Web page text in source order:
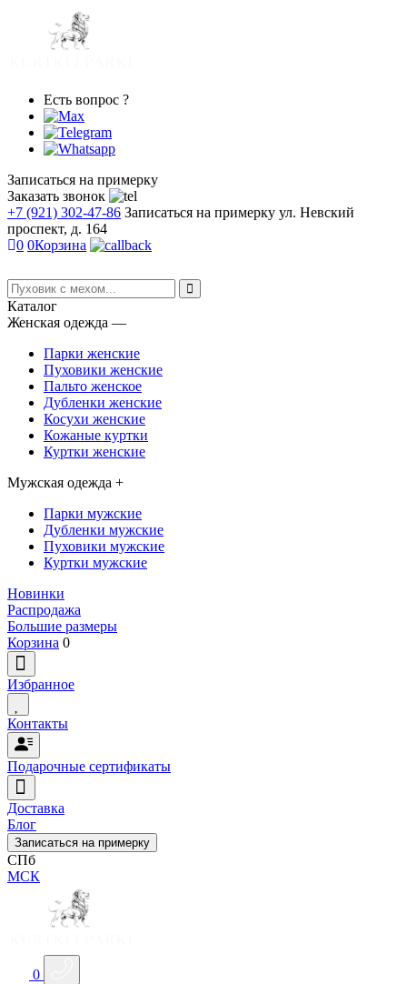
Есть вопрос ?
Записаться на примерку
Заказать звонок
+7 (921) 302-47-86 Записаться на примерку ул. Невский
проспект, д. 164
0 0Корзина
Каталог
Женская одежда ―
Парки женские
Пуховики женские
Пальто женское
Дубленки женские
Косухи женские
Кожаные куртки
Куртки женские
Мужская одежда +
Парки мужские
Дубленки мужские
Пуховики мужские
Куртки мужские
Новинки
Распродажа
Большие размеры
Корзина 0
Избранное
Контакты
Подарочные сертификаты
Доставка
Блог
Записаться на примерку
СПб
МСК
0